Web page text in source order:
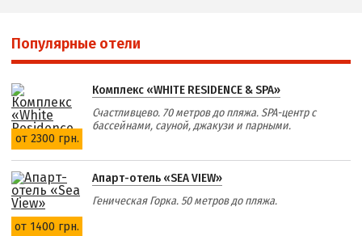
Популярные отели
от 2300 грн.
Комплекс «WHITE RESIDENCE & SPA»
Счастливцево. 70 метров до пляжа. SPA-центр с
бассейнами, сауной, джакузи и парными.
от 1400 грн.
Апарт-отель «SEA VIEW»
Геническая Горка. 50 метров до пляжа.